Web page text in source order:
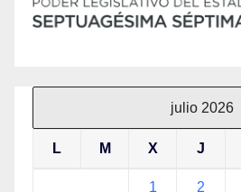
julio 2026
L M X J
1 2